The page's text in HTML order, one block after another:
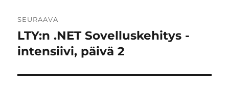
SEURAAVA
Seuraava
artikkeli:
LTY:n .NET Sovelluskehitys -
intensiivi, päivä 2